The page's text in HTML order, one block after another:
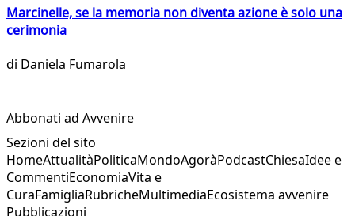
Marcinelle, se la memoria non diventa azione è solo una
cerimonia
di Daniela Fumarola
Abbonati ad Avvenire
Sezioni del sito
HomeAttualitàPoliticaMondoAgoràPodcastChiesaIdee e
CommentiEconomiaVita e
CuraFamigliaRubricheMultimediaEcosistema avvenire
Pubblicazioni